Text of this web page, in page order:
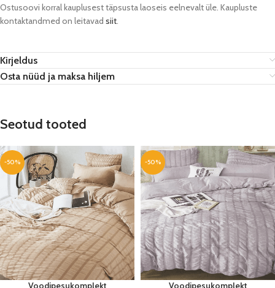
Ostusoovi korral kauplusest täpsusta laoseis eelnevalt üle. Kaupluste
kontaktandmed on leitavad siit.
Kirjeldus
Osta nüüd ja maksa hiljem
Seotud tooted
-50%
Voodipesukomplekt
-50%
Voodipesukomplekt